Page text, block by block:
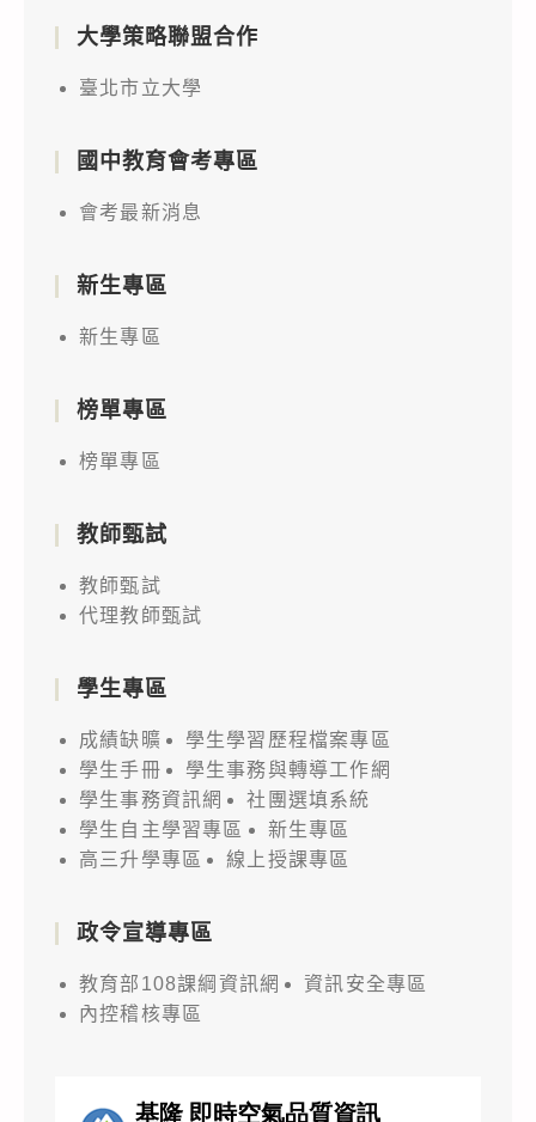
大學策略聯盟合作
臺北市立大學
國中教育會考專區
會考最新消息
新生專區
新生專區
榜單專區
榜單專區
教師甄試
教師甄試
代理教師甄試
學生專區
成績缺曠
學生學習歷程檔案專區
學生手冊
學生事務與轉導工作網
學生事務資訊網
社團選填系統
學生自主學習專區
新生專區
高三升學專區
線上授課專區
政令宣導專區
教育部108課綱資訊網
資訊安全專區
內控稽核專區